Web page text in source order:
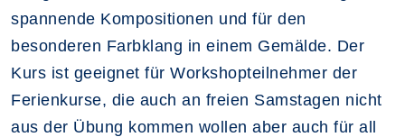
spannende Kompositionen und für den
besonderen Farbklang in einem Gemälde. Der
Kurs ist geeignet für Workshopteilnehmer der
Ferienkurse, die auch an freien Samstagen nicht
aus der Übung kommen wollen aber auch für all